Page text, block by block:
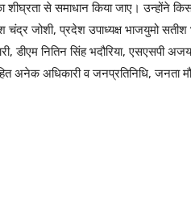
से समाधान किया जाए। उन्होंने
जोशी, प्रदेश उपाध्यक्ष भाजयुमो सतीश
डीएम नितिन सिंह भदौरिया, एसएसपी
अनेक अधिकारी व जनप्रतिनिधि, जनता